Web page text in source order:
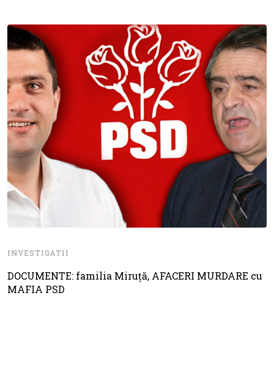
INVESTIGATII
DOCUMENTE: familia Miruță, AFACERI MURDARE cu
MAFIA PSD